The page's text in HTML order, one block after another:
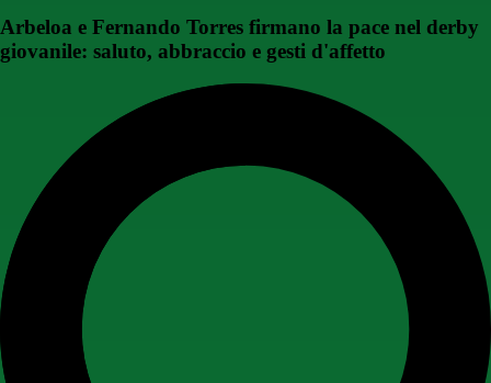
Arbeloa e Fernando Torres firmano la pace nel derby
giovanile: saluto, abbraccio e gesti d'affetto